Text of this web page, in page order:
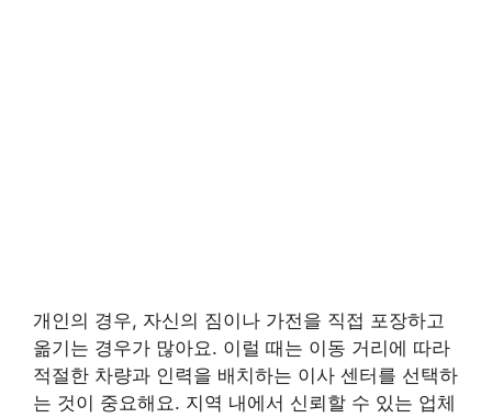
개인의 경우, 자신의 짐이나 가전을 직접 포장하고
옮기는 경우가 많아요. 이럴 때는 이동 거리에 따라
적절한 차량과 인력을 배치하는 이사 센터를 선택하
는 것이 중요해요. 지역 내에서 신뢰할 수 있는 업체